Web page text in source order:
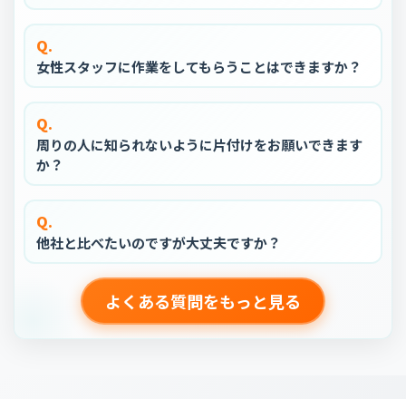
Q.
女性スタッフに作業をしてもらうことはできますか？
Q.
周りの人に知られないように片付けをお願いできます
か？
Q.
他社と比べたいのですが大丈夫ですか？
よくある質問をもっと見る